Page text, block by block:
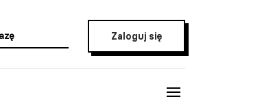
Zaloguj się